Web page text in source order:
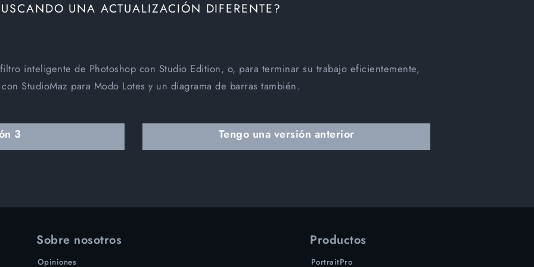
UNA ACTUALIZACIÓN DIFERENTE?
inteligente de Photoshop con Studio Edition, o, para terminar su trabajo eficientemente,
StudioMaz para Modo Lotes y un diagrama de barras también.
3 Tengo una versión anterior
Sobre nosotros
Opiniones
Productos
PortraitPro